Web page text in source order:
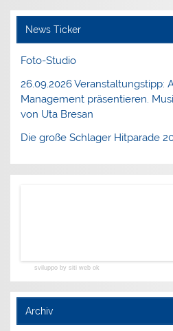
News Ticker
Foto-Studio
26.09.2026 Veranstaltungstipp:
Management präsentieren.
von Uta Bresan
Die große Schlager Hitparade
sviluppo by siti web ok
Archiv